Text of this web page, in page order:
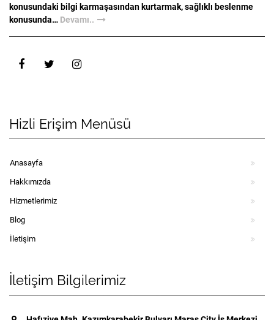
konusundaki bilgi karmaşasından kurtarmak, sağlıklı beslenme
konusunda… Devamı..
Hizli Erişim Menüsü
Anasayfa
Hakkımızda
Hizmetlerimiz
Blog
İletişim
İletişim Bilgilerimiz